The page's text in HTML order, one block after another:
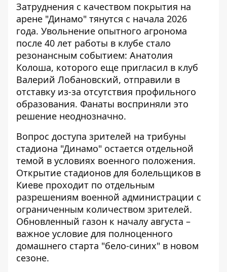
Затруднения с качеством покрытия на
арене "Динамо" тянутся с начала 2026
года. Увольнение опытного агронома
после 40 лет работы в клубе стало
резонансным событием: Анатолия
Колоша, которого еще пригласил в клуб
Валерий Лобановский, отправили в
отставку из-за отсутствия профильного
образования. Фанаты восприняли это
решение неоднозначно.
Вопрос доступа зрителей на трибуны
стадиона "Динамо" остается отдельной
темой в условиях военного положения.
Открытие стадионов для болельщиков в
Киеве проходит по отдельным
разрешениям военной администрации с
ограниченным количеством зрителей.
Обновленный газон к началу августа –
важное условие для полноценного
домашнего старта "бело-синих" в новом
сезоне.